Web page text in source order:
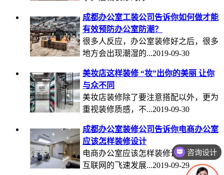
成都办公室工装公司告诉你如何做才能
有效预防办公室防潮？
很多人反应，办公室装修好之后，很多
地方会出现潮湿的...2019-09-30
美妆店这样装修 “妆”出你的美丽 让你
与众不同
美妆店装修除了要注意搭配以外，更为
重视装修质感，不...2019-09-30
成都办公室装修公司告诉你电商办公室
应该怎样装修设计
电商办公室应该怎样装修设计呢？随着
互联网的飞速发展...2019-09-29
咨询设计